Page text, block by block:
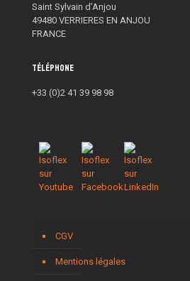
Saint Sylvain d’Anjou
49480 VERRIERES EN ANJOU
FRANCE
Téléphone
+33 (0)2 41 39 98 98
CGV
Mentions légales